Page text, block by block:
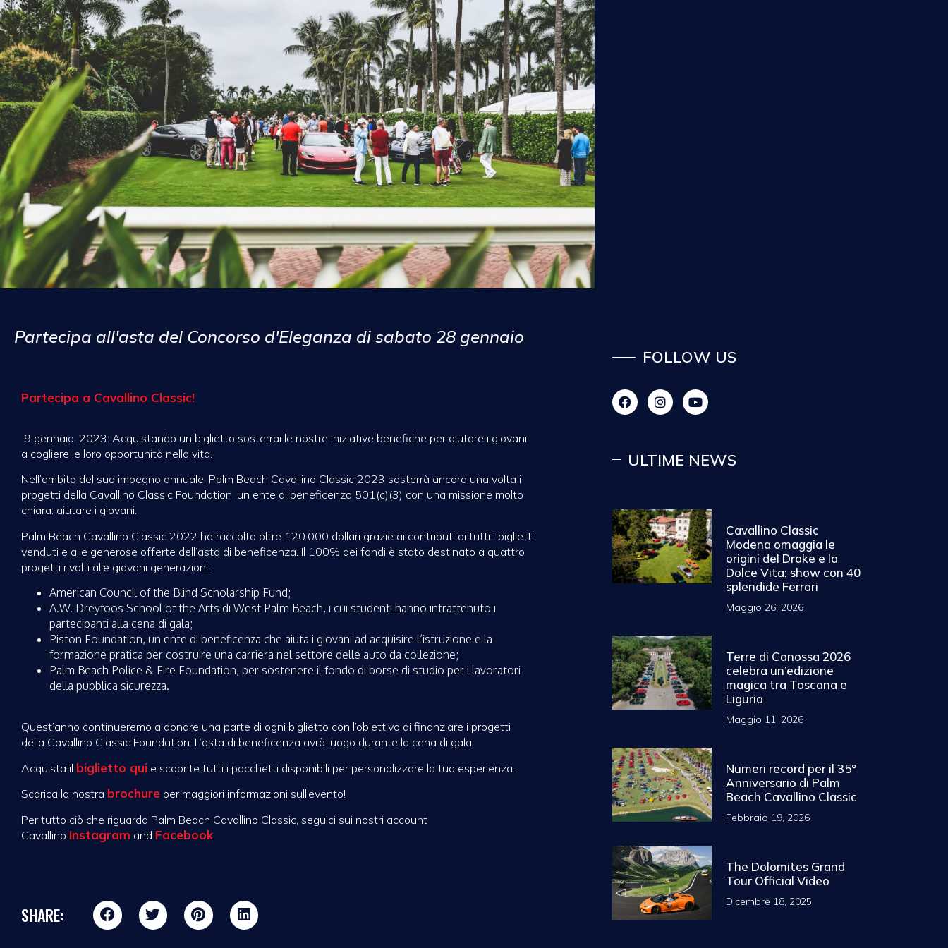
Partecipa all'asta del Concorso d'Eleganza di sabato 28 gennaio
Partecipa a Cavallino Classic!
9 gennaio, 2023: Acquistando un biglietto sosterrai le nostre iniziative benefiche per aiutare i giovani
a cogliere le loro opportunità nella vita.
Nell’ambito del suo impegno annuale, Palm Beach Cavallino Classic 2023 sosterrà ancora una volta i
progetti della Cavallino Classic Foundation, un ente di beneficenza 501(c)(3) con una missione molto
chiara: aiutare i giovani.
Palm Beach Cavallino Classic 2022 ha raccolto oltre 120.000 dollari grazie ai contributi di tutti i biglietti
venduti e alle generose offerte dell’asta di beneficenza. Il 100% dei fondi è stato destinato a quattro
progetti rivolti alle giovani generazioni:
American Council of the Blind Scholarship Fund;
A.W. Dreyfoos School of the Arts di West Palm Beach, i cui studenti hanno intrattenuto i
partecipanti alla cena di gala;
Piston Foundation, un ente di beneficenza che aiuta i giovani ad acquisire l’istruzione e la
formazione pratica per costruire una carriera nel settore delle auto da collezione;
Palm Beach Police & Fire Foundation, per sostenere il fondo di borse di studio per i lavoratori
della pubblica sicurezza.
Quest’anno continueremo a donare una parte di ogni biglietto con l’obiettivo di finanziare i progetti
della Cavallino Classic Foundation. L’asta di beneficenza avrà luogo durante la cena di gala.
Acquista il biglietto qui e scoprite tutti i pacchetti disponibili per personalizzare la tua esperienza.
Scarica la nostra brochure per maggiori informazioni sull’evento!
Per tutto ciò che riguarda Palm Beach Cavallino Classic, seguici sui nostri account
Cavallino Instagram and Facebook
SHARE:
FOLLOW US
ULTIME NEWS
Cavallino Classic
Modena omaggia le
origini del Drake e la
Dolce Vita: show con 40
splendide Ferrari
Maggio 26, 2026
Terre di Canossa 2026
celebra un’edizione
magica tra Toscana e
Liguria
Maggio 11, 2026
Numeri record per il 35°
Anniversario di Palm
Beach Cavallino Classic
Febbraio 19, 2026
The Dolomites Grand
Tour Official Video
Dicembre 18, 2025